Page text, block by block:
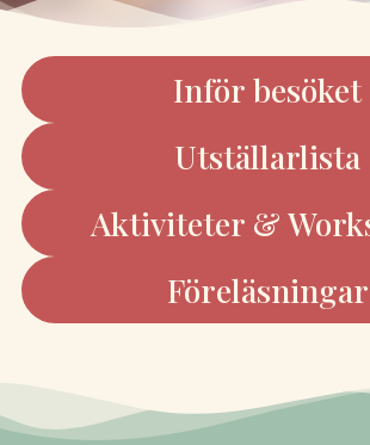
Inför besöket
Utställarlista
Aktiviteter &
Föreläsningar